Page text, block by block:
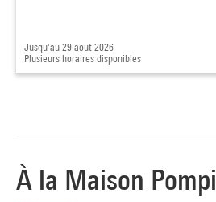
Jusqu'au 29 août 2026
Plusieurs horaires disponibles
À la Maison